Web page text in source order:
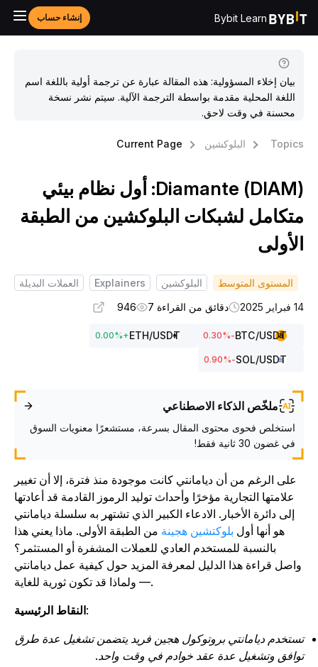
Bybit Learn إنشاء حساب
بيان إخلاء المسؤولية: هذه المقالة عبارة عن ترجمة أولية باللغة اسم
اللغة المحلية مقدمة بواسطة الترجمة الآلية. سيتم نشر نسخة
محسنة في وقت لاحق.
البلوكشين Current Page
Diamante (DIAM): أول نظام بيئي
لشبكات البلوكشين من الطبقة
المستوى المتوسط البلوكشين Explainers
العملات البديلة
دقائق من القراءة 7 946
BTC/USDT
-0.30
%
ETH/USDT
+
0.00%
SOL/USDT
-0.90
%
ملخّص الذكاء الاصطناعي
استخلص فحوى محتوى المقال بسرعة، مستشعرًا معنويات السوق
في غضون 30 ثانية فقط!
على الرغم من أن ديامانتي كانت موجودة منذ فترة، إلا أن تغيير
علامتها التجارية مؤخرًا وأحداث توليد الرموز القادمة قد أعادتها
إلى دائرة الأخبار. الادعاء الكبير الذي تشتهر به سلسلة ديامانتي
هو أنها أولبلوكتشين هجينةمن الطبقة الأولى. ماذا يعني هذا
بالنسبة للمستخدم العادي للعملات المشفرة أو المستثمر؟
واصل قراءة هذا الدليل لمعرفة المزيد حول كيفية عمل ديامانتي
النقاط الرئيسية
ديامانتي بروتوكول هجين فريد يتضمن تشغيل عدة طرق
وتشغيل عدة عقد خوادم في وقت واحد.